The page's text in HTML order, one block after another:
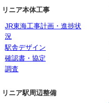
リニア本体工事
JR東海工事計画・進捗状
況
駅舎デザイン
確認書・協定
調査
リニア駅周辺整備